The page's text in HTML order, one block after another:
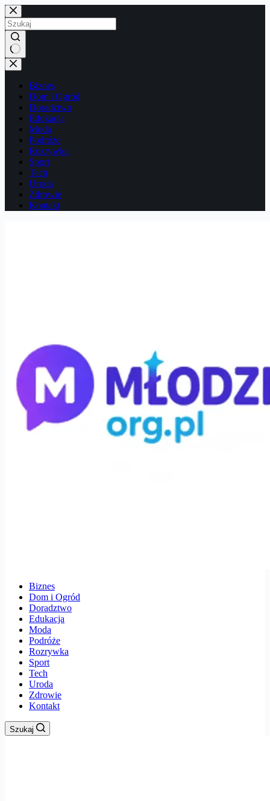
Przejdź
do
treści
Brak
wyników
Biznes
Dom i Ogród
Doradztwo
Edukacja
Moda
Podróże
Rozrywka
Sport
Tech
Uroda
Zdrowie
Kontakt
Biznes
Dom i Ogród
Doradztwo
Edukacja
Moda
Podróże
Rozrywka
Sport
Tech
Uroda
Zdrowie
Kontakt
Szukaj